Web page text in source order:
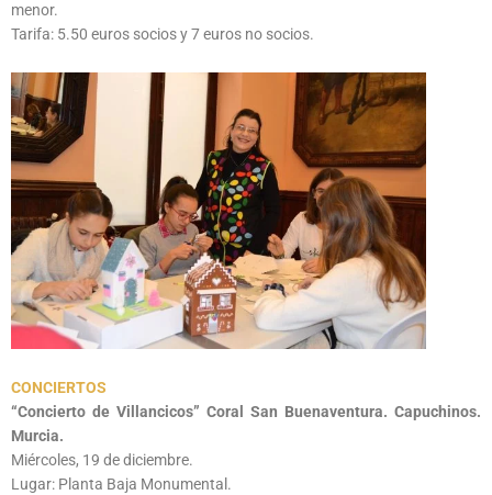
menor.
Tarifa: 5.50 euros socios y 7 euros no socios.
CONCIERTOS
“Concierto de Villancicos” Coral San Buenaventura. Capuchinos.
Murcia.
Miércoles, 19 de diciembre.
Lugar: Planta Baja Monumental.